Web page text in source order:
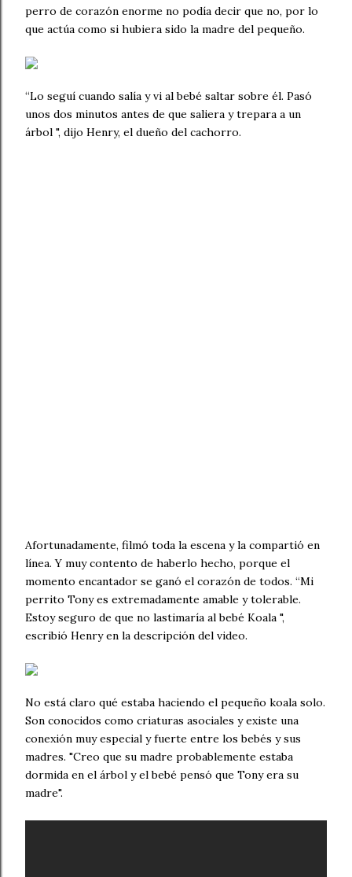
perro de corazón enorme no podía decir que no, por lo
que actúa como si hubiera sido la madre del pequeño.
“Lo seguí cuando salía y vi al bebé saltar sobre él. Pasó
unos dos minutos antes de que saliera y trepara a un
árbol ", dijo Henry, el dueño del cachorro.
Afortunadamente, filmó toda la escena y la compartió en
línea. Y muy contento de haberlo hecho, porque el
momento encantador se ganó el corazón de todos. “Mi
perrito Tony es extremadamente amable y tolerable.
Estoy seguro de que no lastimaría al bebé Koala ",
escribió Henry en la descripción del video.
No está claro qué estaba haciendo el pequeño koala solo.
Son conocidos como criaturas asociales y existe una
conexión muy especial y fuerte entre los bebés y sus
madres. "Creo que su madre probablemente estaba
dormida en el árbol y el bebé pensó que Tony era su
madre".